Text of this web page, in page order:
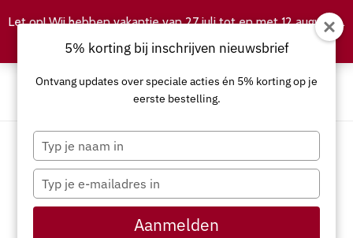
5% korting bij inschrijven nieuwsbrief
Ontvang updates over speciale acties én 5% korting op je
eerste bestelling.
Typ
je
naam
Typ
je
e-
Aanmelden
Let op! Wij hebben vakantie van 27 juli tot en met 12 augustus.
Negeren